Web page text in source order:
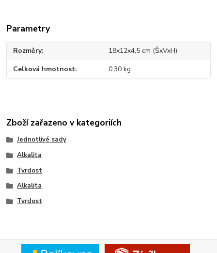
Parametry
Rozměry 18x12x4,5 cm (ŠxVxH)
Celková hmotnost 0,30 kg
Zboží zařazeno v kategoriích
Jednotlivé sady
Alkalita
Tvrdost
Alkalita
Tvrdost